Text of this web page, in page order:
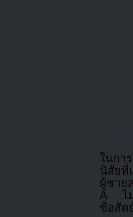
ในกา
นิสัยที่
ผู้ชาย
A ไม่
ซื่อสัต